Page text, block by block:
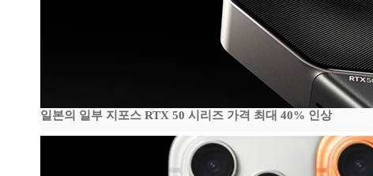
일본의 일부 지포스 RTX 50 시리즈 가격 최대 40% 인상